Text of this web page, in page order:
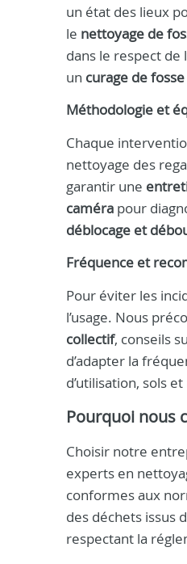
un état des lieux
le nettoyage de
dans le respect de
un curage de fosse
Méthodologie et
Chaque
nettoyage des
garantir une
caméra pour
déblocage et
Fréquence et
Pour éviter les
l’usage. Nous
collectif, conseils
d’adapter la
d’utilisation, sols
Pourquoi nous
Choisir notre
experts en
conformes aux
des déchets issus
respectant la